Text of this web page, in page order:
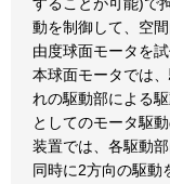
動を制御して、空
由度球面モータを試
本球面モータでは
れの駆動部による
としてのモータ駆
装置では、各駆動
同時に2方向の駆動